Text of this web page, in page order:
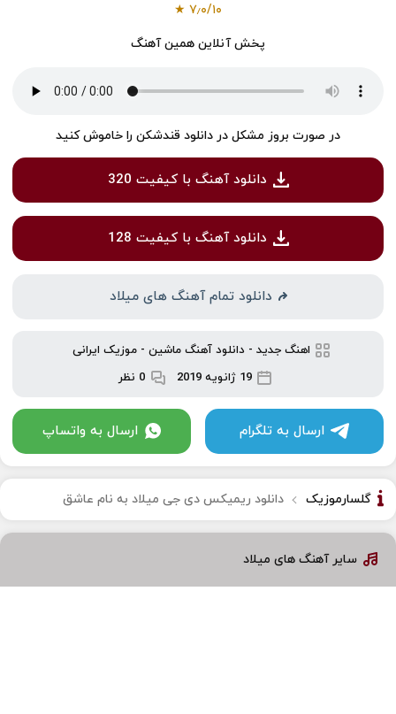
۷٫۰/۱۰
★
پخش آنلاین همین آهنگ
در صورت بروز مشکل در دانلود قندشکن را خاموش کنید
دانلود آهنگ با کیفیت 320
دانلود آهنگ با کیفیت 128
دانلود تمام آهنگ های میلاد
اهنگ جدید - دانلود آهنگ ماشین -موزیک ایرانی
19 ژانویه 2019
0 نظر
ارسال به تلگرام ارسال به واتساپ
گلسارموزیک دانلود ریمیکس دی جی میلاد به نام عاشق
سایر آهنگ های میلاد